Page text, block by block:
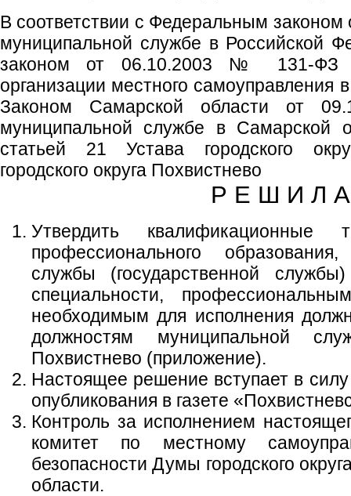
В соответствии с Федеральным
муниципальной службе в Российской
законом от 06.10.2003 № 131-ФЗ
организации местного самоуправления
Законом Самарской области от
муниципальной службе в Самарской
статьей 21 Устава городского
городского округа Похвистнево
Р Е Ш И Л
Утвердить квалификационные
профессионального
службы (государственной
специальности,
необходимым для исполнения
должностям муниципальной
Похвистнево (приложение).
Настоящее решение вступает в
опубликования в газете
Контроль за исполнением
комитет по местному
безопасности Думы городского
области.